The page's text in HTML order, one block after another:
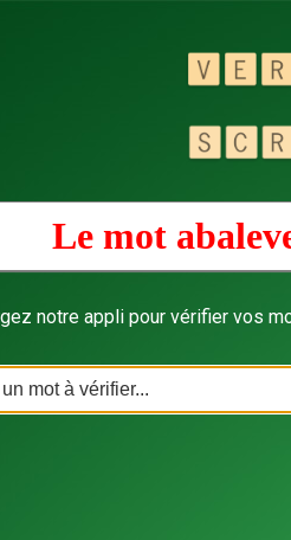
Le mot
notre appli pour vérifier vos